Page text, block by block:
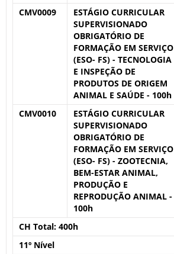
CMV0009
ESTÁGIO CURRICULAR
SUPERVISIONADO
OBRIGATÓRIO DE
FORMAÇÃO EM SERVIÇO
(ESO- FS) - TECNOLOGIA
E INSPEÇÃO DE
PRODUTOS DE ORIGEM
ANIMAL E SAÚDE - 100h
CMV0010
ESTÁGIO CURRICULAR
SUPERVISIONADO
OBRIGATÓRIO DE
FORMAÇÃO EM SERVIÇO
(ESO- FS) - ZOOTECNIA,
BEM-ESTAR ANIMAL,
PRODUÇÃO E
REPRODUÇÃO ANIMAL -
100h
CH Total: 400h
11º Nível